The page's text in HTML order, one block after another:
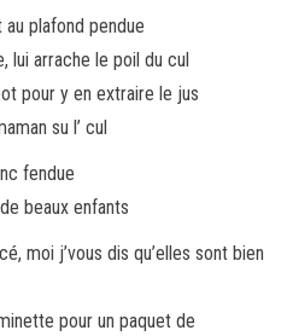
plafond pendue
lui arrache le poil du cul
pour y en extraire le jus
su l’ cul
fendue
beaux enfants
moi j’vous dis qu’elles sont bien
pour un paquet de